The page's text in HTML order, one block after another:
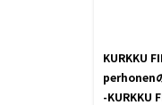
KURKKU
perhonen
-KURKKU